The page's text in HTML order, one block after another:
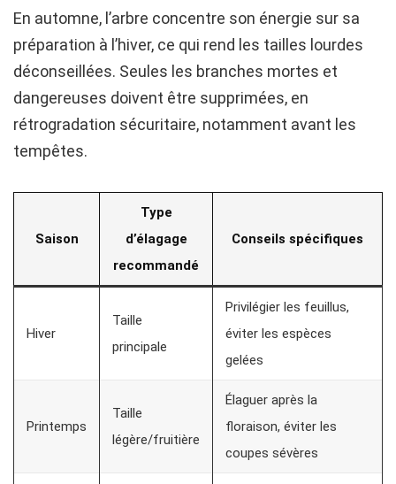
En automne, l’arbre concentre son énergie sur sa
préparation à l’hiver, ce qui rend les tailles lourdes
déconseillées. Seules les branches mortes et
dangereuses doivent être supprimées, en
rétrogradation sécuritaire, notamment avant les
tempêtes.
Saison
Type
d’élagage
recommandé
Conseils spécifiques
Hiver
Taille
principale
Privilégier les feuillus,
éviter les espèces
gelées
Printemps
Taille
légère/fruitière
Élaguer après la
floraison, éviter les
coupes sévères